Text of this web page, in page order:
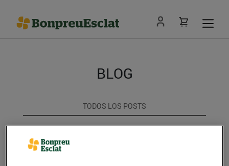
BLOG
TODOS LOS POSTS
CONSELLS I HÀBITS SALUDABLES